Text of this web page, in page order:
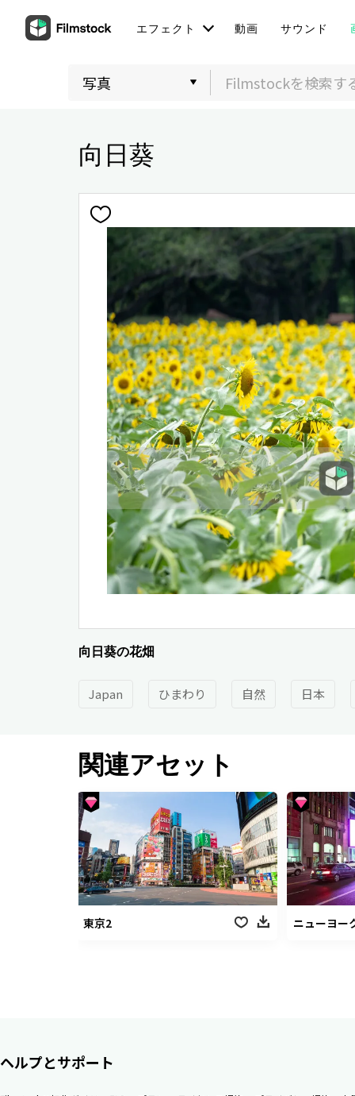
エフェクト 動画 サウンド
向日葵
向日葵の花畑
Japan ひまわり 自然 日本
関連アセット
東京2 ニューヨー
ヘルプとサポート